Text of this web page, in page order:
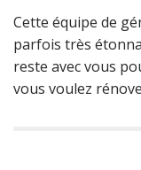
Cette équipe de
parfois très
reste avec vous
vous voulez